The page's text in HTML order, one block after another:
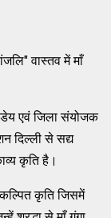
वास्तव में माँ
एवं जिला संयोजक
दिल्ली से सद्य
कृति है।
कल्पित कृति जिसमें